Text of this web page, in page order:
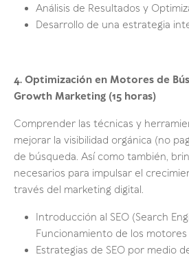
Análisis de Resultados y
Desarrollo de una estrategia
4. Optimización en Motores de
Growth Marketing (15 horas)
Comprender las técnicas y
mejorar la visibilidad orgánica (no
de búsqueda. Así como también,
necesarios para impulsar el
través del marketing digital.
Introducción al SEO (Search
Funcionamiento de los
Estrategias de SEO por medio